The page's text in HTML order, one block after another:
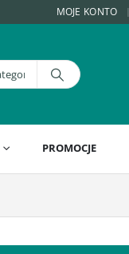
MOJE KONTO
PROMOCJE